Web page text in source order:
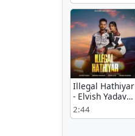
Illegal Hathiyar
- Elvish Yadav
Free Mp3 Song
2:44